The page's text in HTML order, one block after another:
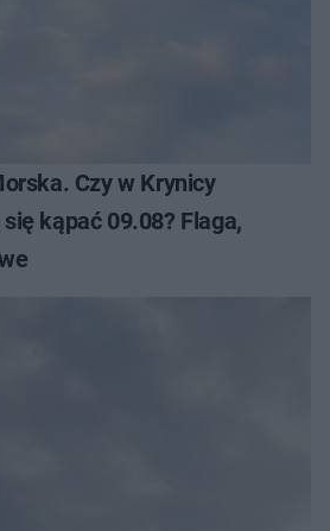
Czy w Krynicy
kąpać 09.08? Flaga,